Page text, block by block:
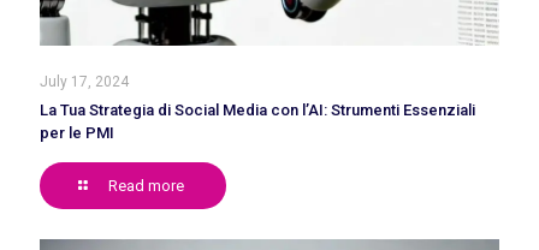
July 17, 2024
La Tua Strategia di Social Media con l’AI: Strumenti Essenziali
per le PMI
Read more